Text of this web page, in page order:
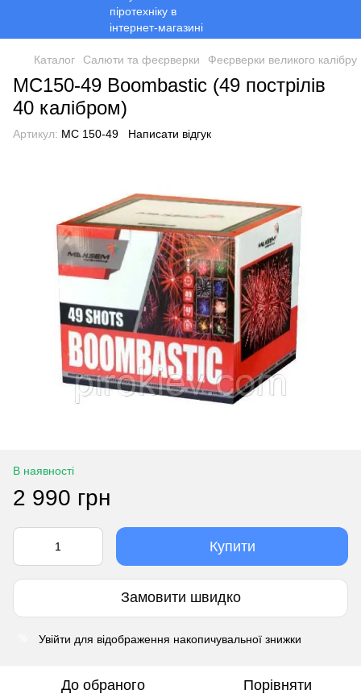
Каталог Салюти та феєрверки Феєрверки великого
MC150-49 Boombastic (49 пострілів
40 калібром)
Артикул: MC 150-49 Написати відгук
В наявності
2 990 грн
Купити
Замовити швидко
Увійти для відображення накопичувальної знижки
До обраного Порівняти